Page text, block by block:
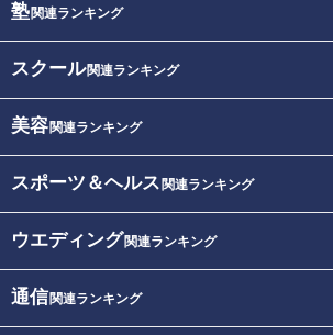
塾関連ランキング
スクール関連ランキング
美容関連ランキング
スポーツ＆ヘルス 関連ランキング
ウエディング関連ランキング
通信関連ランキング